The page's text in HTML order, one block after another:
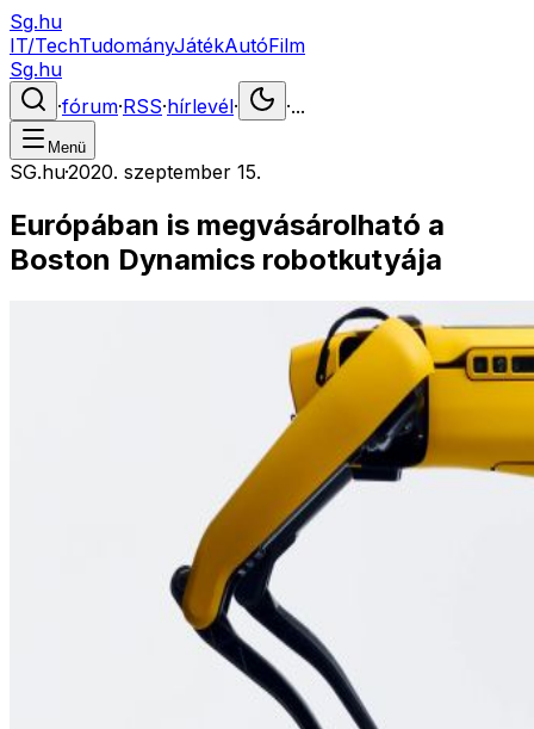
Sg.hu
IT/TechTudományJátékAutóFilm
Sg.hu
·fórum·RSS·hírlevél· ·...
Menü
SG.hu·2020. szeptember 15.
Európában is megvásárolható a
Boston Dynamics robotkutyája